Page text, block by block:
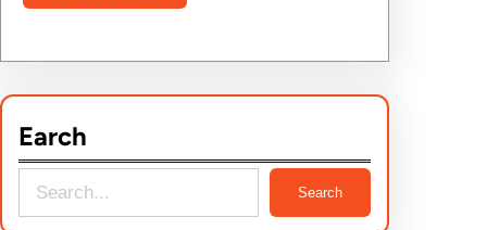
Earch
e
Search